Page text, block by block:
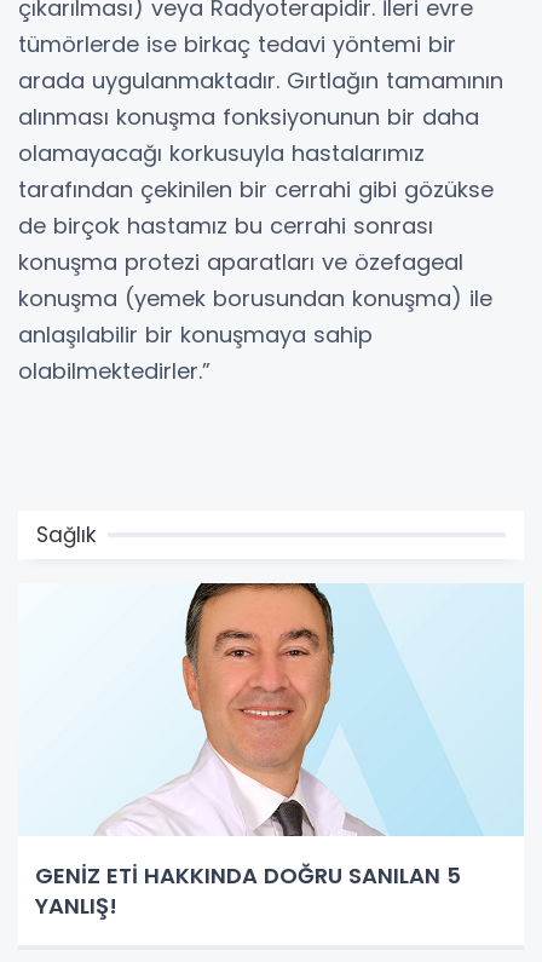
çıkarılması) veya Radyoterapidir. İleri evre
tümörlerde ise birkaç tedavi yöntemi bir
arada uygulanmaktadır. Gırtlağın tamamının
alınması konuşma fonksiyonunun bir daha
olamayacağı korkusuyla hastalarımız
tarafından çekinilen bir cerrahi gibi gözükse
de birçok hastamız bu cerrahi sonrası
konuşma protezi aparatları ve özefageal
konuşma (yemek borusundan konuşma) ile
anlaşılabilir bir konuşmaya sahip
olabilmektedirler.”
Sağlık
GENİZ ETİ HAKKINDA DOĞRU SANILAN 5
YANLIŞ!